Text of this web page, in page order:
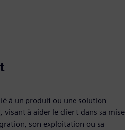
à un produit ou une solution
visant à aider le client dans sa mise
son exploitation ou sa